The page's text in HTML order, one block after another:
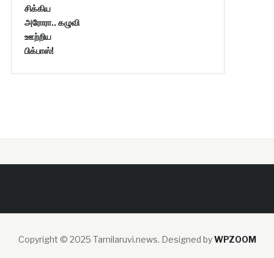
Copyright © 2025 Tamilaruvi.news. Designed byWPZOOM